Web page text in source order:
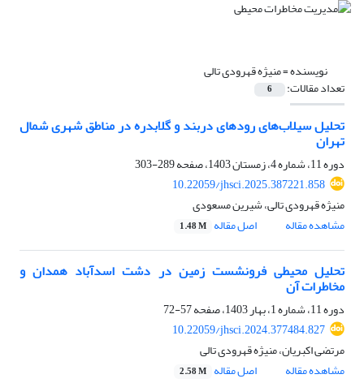
نویسنده =منیژه قهرودی تالی
تعداد مقالات: 6
تحلیل سیلاب‌های رودهای دربند و گلابدره در مناطق شهری شمال
تهران
دوره 11، شماره 4، زمستان 1403، صفحه
289-303
10.22059/jhsci.2025.387221.858
منیژه قهرودی تالی، شیرین مسعودی
مشاهده مقاله
اصل مقاله 1.48 M
تحلیل محیطی فرونشست زمین در دشت اسدآباد همدان و
مخاطرات آن
دوره 11، شماره 1، بهار 1403، صفحه
57-72
10.22059/jhsci.2024.377484.827
مرتضی اکبریان، منیژه قهرودی تالی
مشاهده مقاله
اصل مقاله 2.58 M